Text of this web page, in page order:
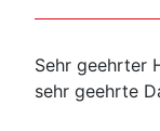
Sehr geehrter
sehr geehrte